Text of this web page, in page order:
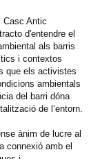
Casc Antic
d'entendre el
als barris
i contextos
que els activistes
ambientals
del barri dóna
de l’entorn.
ànim de lucre al
connexió amb el